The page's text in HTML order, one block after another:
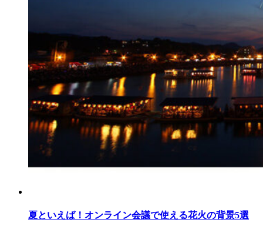
夏といえば！オンライン会議で使える花火の背景5選